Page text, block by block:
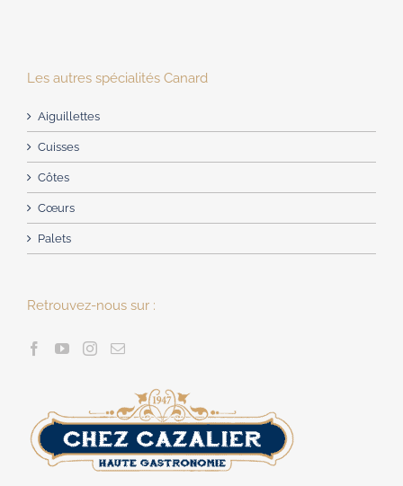
Les autres spécialités Canard
Aiguillettes
Cuisses
Côtes
Cœurs
Palets
Retrouvez-nous sur :